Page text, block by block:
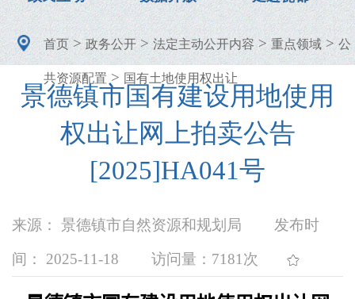
首页>政务公开>法定主动公开内容>重点领域>公
共资源配置 > 国有土地使用权出让
景德镇市国有建设用地使用
权出让网上拍卖公告
[2025]HA041号
来源： 景德镇市自然资源和规划局 发布时
间： 2025-11-18 访问量： 7181次